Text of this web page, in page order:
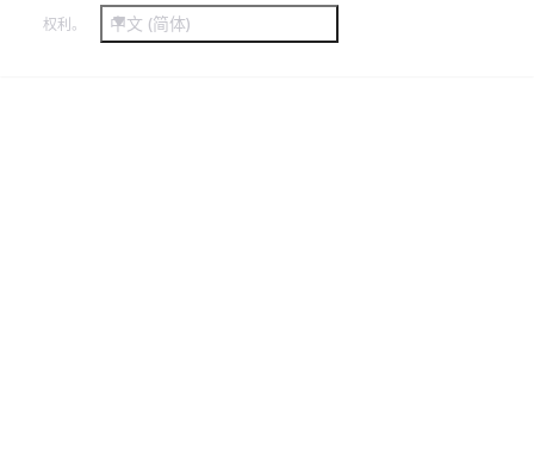
权利。 中文 (简体)